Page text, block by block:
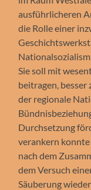
ausführlicheren
die Rolle einer
Sie soll mit
beitragen, besser
der regionale
Durchsetzung
verankern
nach dem
dem Versuch
Säuberung